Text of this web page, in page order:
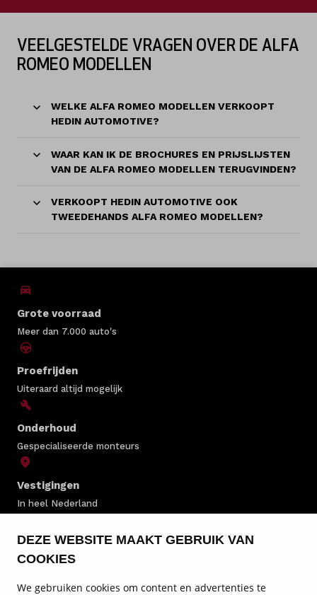
DEZE WEBSITE MAAKT GEBRUIK VAN
COOKIES
We gebruiken cookies om content en advertenties te
VEELGESTELDE VRAGEN OVER DE ALFA
ROMEO MODELLEN
WELKE ALFA ROMEO MODELLEN VERKOOPT
HEDIN AUTOMOTIVE?
WAAR KAN IK DE BROCHURES EN PRIJSLIJSTEN
VAN DE ALFA ROMEO MODELLEN TERUGVINDEN?
VERKOOPT HEDIN AUTOMOTIVE OOK
TWEEDEHANDS ALFA ROMEO MODELLEN?
Grote voorraad
Meer dan 7.000 auto's
Proefrijden
Uiteraard altijd mogelijk
Onderhoud
Gespecialiseerde monteurs
Vestigingen
In heel Nederland
ALFA ROMEO VOORRAAD